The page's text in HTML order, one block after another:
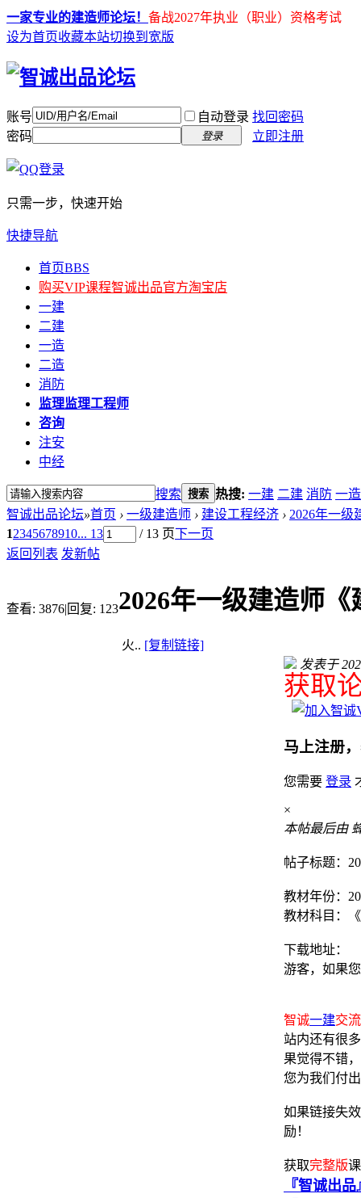
一家专业的建造师论坛！ 备战2027年执业（职业）资格考试
设为首页收藏本站切换到宽版
账号 自动登录 找回密码
密码
登录 立即注册
只需一步，快速开始
快捷导航
首页BBS
购买VIP课程智诚出品官方淘宝店
一建
二建
一造
二造
消防
监理监理工程师
咨询
注安
中经
搜索 搜索 热搜: 一建 二建 消防 一造
智诚出品论坛»首页 › 一级建造师 › 建设工程经济 › 2026年一级
12345678910... 13 / 13 页下一页
返回列表 发新帖
查看: 3876|回复: 1232026年一级建造师
火.. [复制链接]
发表于
获取
马上注册
您需要 登录
×
本帖最后由
帖子标题：
教材年份：
教材科目：
下载地址：
游客，如果
智诚一建交
站内还有很
果觉得不错
您为我们付
如果链接失
励！
获取完整版
『智诚出